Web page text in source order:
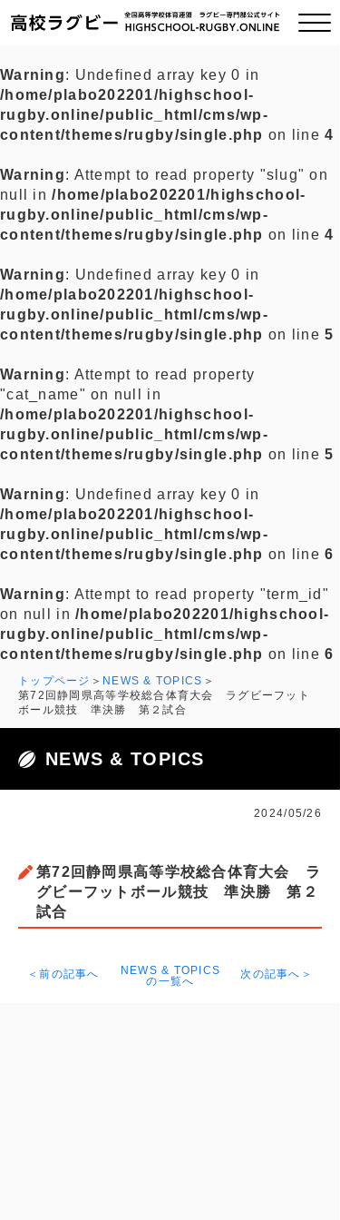
ご挨拶
全国チーム紹介
プライバシーポリシー
お問い合わせ
Warning: Undefined array key 0 in
/home/plabo202201/highschool-
rugby.online/public_html/cms/wp-
content/themes/rugby/single.php on line4
Warning: Attempt to read property "slug" on
null in/home/plabo202201/highschool-
rugby.online/public_html/cms/wp-
content/themes/rugby/single.php on line4
Warning: Undefined array key 0 in
/home/plabo202201/highschool-
rugby.online/public_html/cms/wp-
content/themes/rugby/single.php on line5
Warning: Attempt to read property
"cat_name" on null in
/home/plabo202201/highschool-
rugby.online/public_html/cms/wp-
content/themes/rugby/single.php on line5
Warning: Undefined array key 0 in
/home/plabo202201/highschool-
rugby.online/public_html/cms/wp-
content/themes/rugby/single.php on line6
Warning: Attempt to read property "term_id"
on null in/home/plabo202201/highschool-
rugby.online/public_html/cms/wp-
content/themes/rugby/single.php on line6
トップページ
NEWS & TOPICS
第72回静岡県高等学校総合体育大会 ラグビーフット
ボール競技 準決勝 第２試合
NEWS & TOPICS
2024/05/26
第72回静岡県高等学校総合体育大会 ラ
グビーフットボール競技 準決勝 第２
試合
＜前の記事へ
NEWS & TOPICS
の一覧へ
次の記事へ＞